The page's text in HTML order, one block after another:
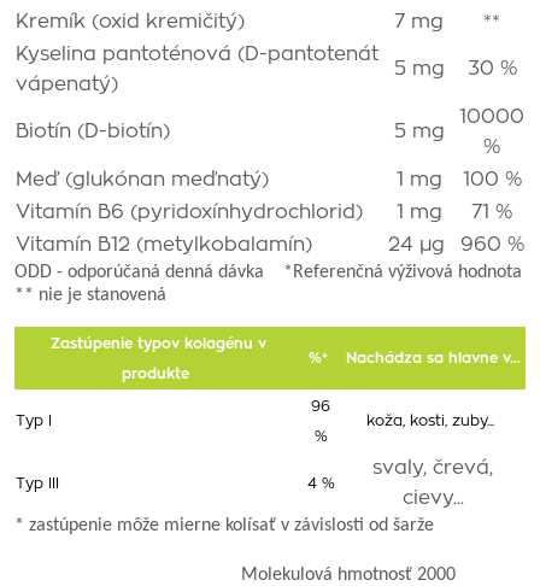
Kremík (oxid kremičitý) 7 mg
**
Kyselina pantoténová (D-pantotenát
vápenatý)
5 mg 30 %
Biotín (D-biotín) 5 mg
10000
%
Meď (glukónan meďnatý)
1 mg
100 %
Vitamín B6 (pyridoxínhydrochlorid)
1 mg
71 %
Vitamín B12 (metylkobalamín)
24 µg
960 %
ODD - odporúčaná denná dávka *Referenčná výživová hodnota
** nie je stanovená
Zastúpenie typov kolagénu v
produkte
%* Nachádza sa hlavne v...
Typ I
96
%
koža, kosti, zuby...
Typ III 4 %
svaly, črevá,
cievy...
* zastúpenie môže mierne kolísať v závislosti od šarže
Molekulová hmotnosť 2000